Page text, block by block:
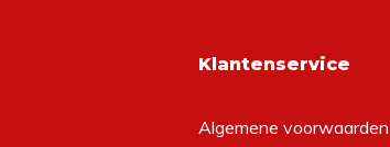
Klantenservice
Algemene voorwaarden